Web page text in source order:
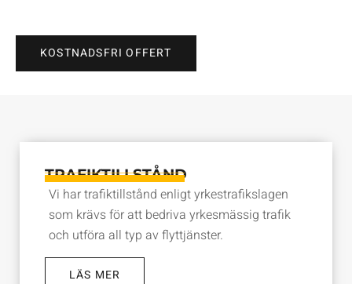
KOSTNADSFRI OFFERT
TRAFIKTILLSTÅND
Vi har trafiktillstånd enligt yrkestrafikslagen
som krävs för att bedriva yrkesmässig trafik
och utföra all typ av flyttjänster.
LÄS MER